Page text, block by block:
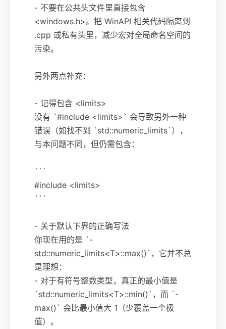
- 不要在公共头文件里直接包含
<windows.h>。把 WinAPI 相关代码隔离到
.cpp 或私有头里，减少宏对全局命名空间的
污染。
另外两点补充：
- 记得包含 <limits>
没有 `#include <limits>` 会导致另外一种
错误（如找不到 `std::numeric_limits`），
与本问题不同，但仍需包含：
```
#include <limits>
```
- 关于默认下界的正确写法
你现在用的是 `-
std::numeric_limits<T>::max()`，它并不总
是理想：
- 对于有符号整数类型，真正的最小值是
`std::numeric_limits<T>::min()`，而 `-
max()` 会比最小值大 1（少覆盖一个极
值）。